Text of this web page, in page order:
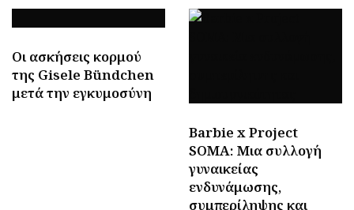
Οι ασκήσεις κορμού
της Gisele Bündchen
μετά την εγκυμοσύνη
Barbie x Project
SOMA: Μια συλλογή
γυναικείας
ενδυνάμωσης,
συμπερίληψης και